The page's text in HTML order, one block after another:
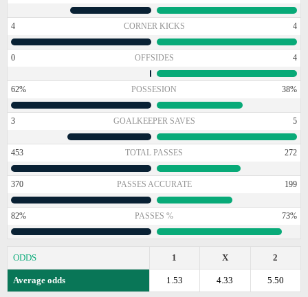
4 CORNER KICKS 4
0 OFFSIDES 4
62% POSSESION 38%
3 GOALKEEPER SAVES 5
453 TOTAL PASSES 272
370 PASSES ACCURATE 199
82% PASSES % 73%
ODDS 2
X
1
Average odds 5.50
4.33
1.53